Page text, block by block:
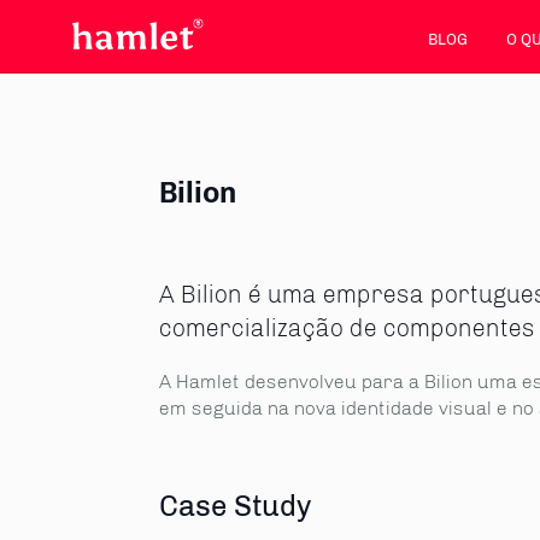
BLOG O
Bilion
A Bilion é uma empresa
comercialização de
A Hamlet desenvolveu para a Bilion uma
em seguida na nova identidade visual e
Case Study